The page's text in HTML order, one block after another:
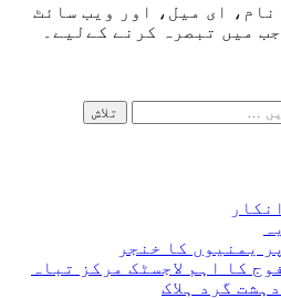
ای میل، اور ویب سائٹ
میں تبصرہ کرنے کےلیے۔
یمنیوں کا خنجر
کا اہم لاجسٹک مرکز تباہ